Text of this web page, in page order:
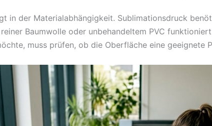
in der Materialabhängigkeit. Sublimationsdruck
Baumwolle oder unbehandeltem PVC
muss prüfen, ob die Oberfläche eine geeignete